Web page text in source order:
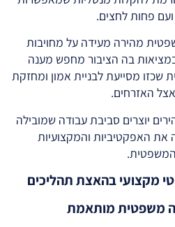
ועם פחות לחצים.
מהירה מעידה על מחויבות
בה הציבור מחפש מענה
שכזו מסייעת לבניית אמון ומחזקת
האזרחים.
יוצרים סביבת עבודה שמובילה
את האפקטיביות והמקצועיות
מקצועי בהאצת תהליכים
משפטית מותאמת